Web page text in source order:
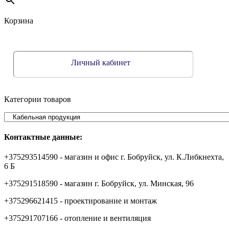
Корзина
Личный кабинет
Категории товаров
Контактные данные:
+375293514590 - магазин и офис г. Бобруйск, ул. К.Либкнехта,
6 Б
+375291518590 - магазин г. Бобруйск, ул. Минская, 96
+375296621415 - проектирование и монтаж
+375291707166 - отопление и вентиляция